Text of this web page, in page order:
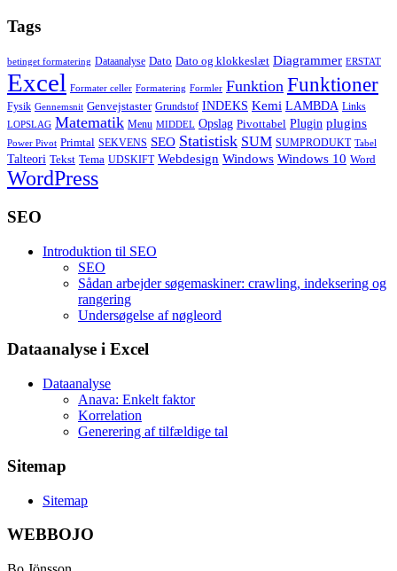
Tags
betinget formatering Dataanalyse Dato Dato og klokkeslæt Diagrammer ERSTAT
Excel Formater celler Formatering Formler Funktion Funktioner
Fysik Gennemsnit Genvejstaster Grundstof INDEKS Kemi LAMBDA Links
LOPSLAG Matematik Menu MIDDEL Opslag Pivottabel Plugin plugins
Power Pivot Primtal SEKVENS SEO Statistisk SUM SUMPRODUKT Tabel
Talteori Tekst Tema UDSKIFT Webdesign Windows Windows 10 Word
WordPress
SEO
Introduktion til SEO
SEO
Sådan arbejder søgemaskiner: crawling, indeksering og
rangering
Undersøgelse af nøgleord
Dataanalyse i Excel
Dataanalyse
Anava: Enkelt faktor
Korrelation
Generering af tilfældige tal
Sitemap
Sitemap
WEBBOJO